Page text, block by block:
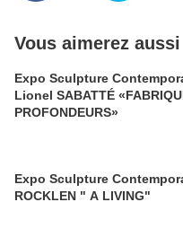
Vous aimerez aussi
Expo Sculpture
Lionel SABATTÉ
PROFONDEURS»
Expo Sculpture
ROCKLEN " A LIVING"